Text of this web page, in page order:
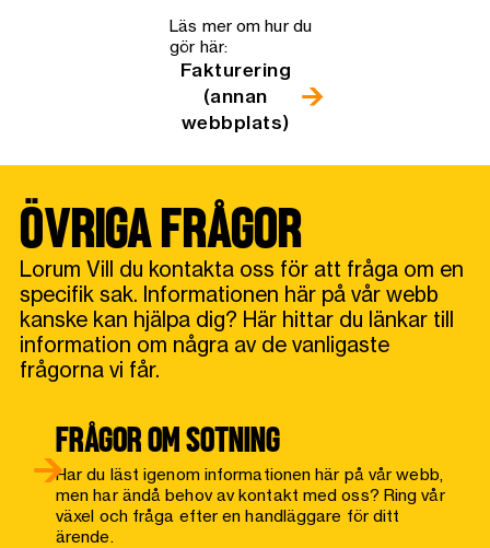
Läs mer om hur du
gör här:
Fakturering
(annan
webbplats)
ÖVRIGA FRÅGOR
Lorum Vill du kontakta oss för att fråga om en
specifik sak. Informationen här på vår webb
kanske kan hjälpa dig? Här hittar du länkar till
information om några av de vanligaste
frågorna vi får.
FRÅGOR OM SOTNING
Har du läst igenom informationen här på vår webb,
men har ändå behov av kontakt med oss? Ring vår
växel och fråga efter en handläggare för ditt
ärende.